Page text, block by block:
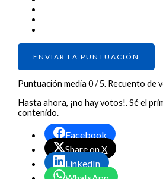
ENVIAR LA PUNTUACIÓN
Puntuación media0/ 5. Recuento de
Hasta ahora, ¡no hay votos!. Sé el
contenido.
Facebook
Share on X
LinkedIn